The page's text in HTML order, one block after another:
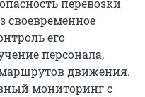
перевозки
своевременное
его
персонала,
движения.
мониторинг с